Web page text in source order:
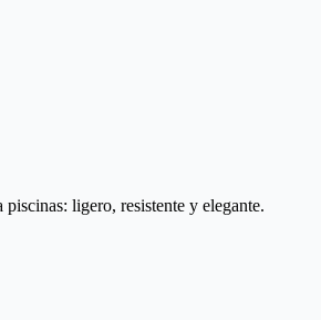
ligero, resistente y elegante.